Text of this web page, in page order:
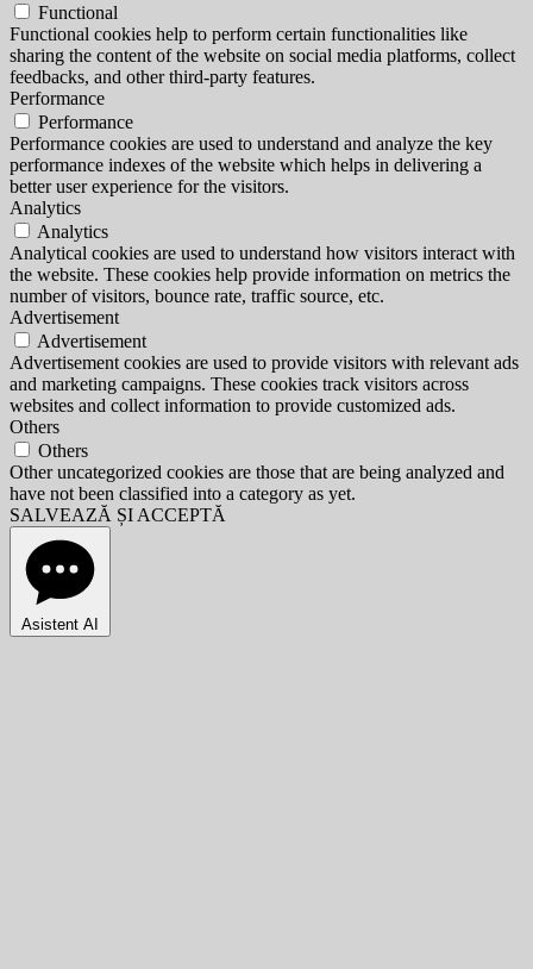
Functional
Functional cookies help to perform certain functionalities like
sharing the content of the website on social media platforms, collect
feedbacks, and other third-party features.
Performance
Performance
Performance cookies are used to understand and analyze the key
performance indexes of the website which helps in delivering a
better user experience for the visitors.
Analytics
Analytics
Analytical cookies are used to understand how visitors interact with
the website. These cookies help provide information on metrics the
number of visitors, bounce rate, traffic source, etc.
Advertisement
Advertisement
Advertisement cookies are used to provide visitors with relevant ads
and marketing campaigns. These cookies track visitors across
websites and collect information to provide customized ads.
Others
Others
Other uncategorized cookies are those that are being analyzed and
have not been classified into a category as yet.
SALVEAZĂ ȘI ACCEPTĂ
Asistent AI